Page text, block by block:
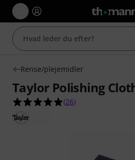
Rense/plejemidler
Taylor Polishing
4.9 ud af 5 stjerner
(26)